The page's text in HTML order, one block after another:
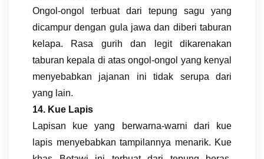
Ongol-ongol terbuat dari tepung sagu yang
dicampur dengan gula jawa dan diberi taburan
kelapa. Rasa gurih dan legit dikarenakan
taburan kepala di atas ongol-ongol yang kenyal
menyebabkan jajanan ini tidak serupa dari
yang lain.
14. Kue Lapis
Lapisan kue yang berwarna-warni dari kue
lapis menyebabkan tampilannya menarik. Kue